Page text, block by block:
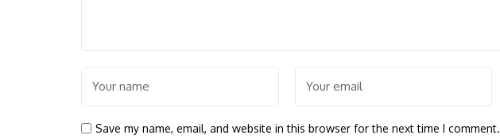
Save my name, email, and website in this browser for the next time I comment.